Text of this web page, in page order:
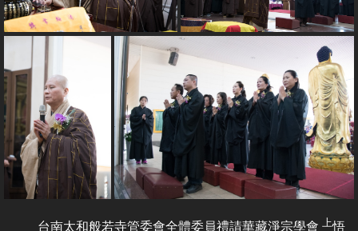
台南太和般若寺管委會全體委員禮請華藏淨宗學會 上悟